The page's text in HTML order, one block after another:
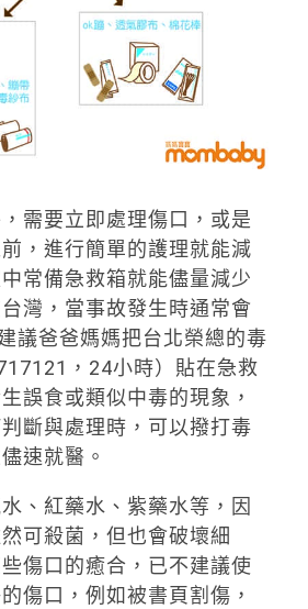
需要立即處理傷口，或是
，進行簡單的護理就能減
常備急救箱就能儘量減少
灣，當事故發生時通常會
議爸爸媽媽把台北榮總的毒
，24小時）貼在急救
誤食或類似中毒的現象，
斷與處理時，可以撥打毒
速就醫。
、紅藥水、紫藥水等，因
可殺菌，但也會破壞細
傷口的癒合，已不建議使
傷口，例如被書頁割傷，